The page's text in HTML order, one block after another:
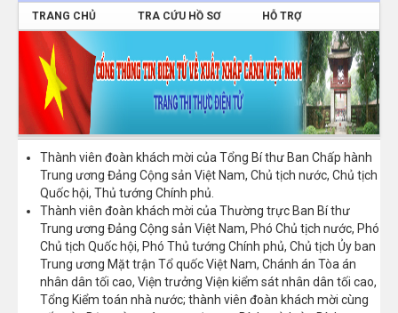
TRANG CHỦ TRA CỨU HỒ SƠ HỖ TRỢ
ĐĂNG NHẬP
Thành viên đoàn khách mời của Tổng Bí thư Ban Chấp hành
Trung ương Đảng Cộng sản Việt Nam, Chủ tịch nước, Chủ tịch
Quốc hội, Thủ tướng Chính phủ.
Thành viên đoàn khách mời của Thường trực Ban Bí thư
Trung ương Đảng Cộng sản Việt Nam, Phó Chủ tịch nước, Phó
Chủ tịch Quốc hội, Phó Thủ tướng Chính phủ, Chủ tịch Ủy ban
Trung ương Mặt trận Tổ quốc Việt Nam, Chánh án Tòa án
nhân dân tối cao, Viện trưởng Viện kiểm sát nhân dân tối cao,
Tổng Kiểm toán nhà nước; thành viên đoàn khách mời cùng